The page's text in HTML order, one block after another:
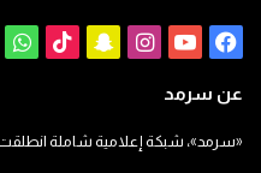
فيسبوكيوتيوبانستقرام
سناب
عن سرمد
«سرمد»، شبكة إعلامية شاملة انطلقت من